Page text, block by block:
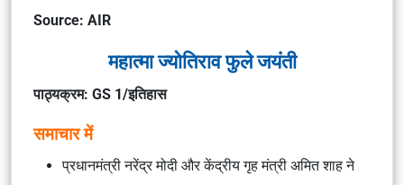
Source: AIR
महात्मा ज्योतिराव फुले जयंती
पाठ्यक्रम: GS 1/इतिहास
समाचार में
प्रधानमंत्री नरेंद्र मोदी और केंद्रीय गृह मंत्री अमित शाह ने